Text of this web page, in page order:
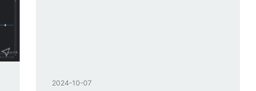
2024-10-07